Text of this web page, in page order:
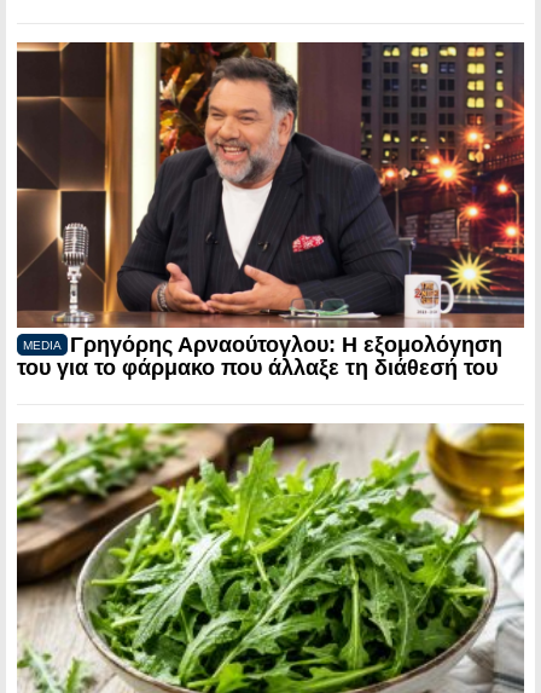
MEDIA
Γρηγόρης Αρναούτογλου: Η εξομολόγηση
του για το φάρμακο που άλλαξε τη διάθεσή του